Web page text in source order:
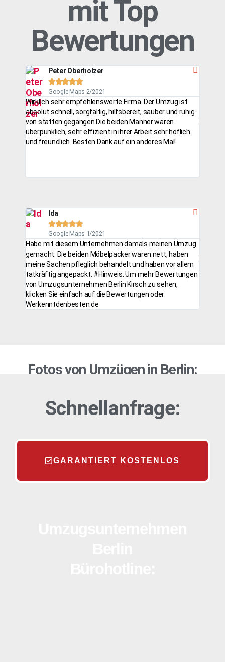
mit Top
Bewertungen
Peter Oberholzer

Google Maps 2/2021
Wirklich sehr empfehlenswerte Firma. Der Umzug ist
absolut schnell, sorgfältig, hilfsbereit, sauber und ruhig
von statten gegangen.Die beiden Männer waren
überpünklich, sehr effizient in ihrer Arbeit sehr höflich
und freundlich. Besten Dank auf ein anderes Mal!
Ida

Google Maps 1/2021
Habe mit diesem Unternehmen damals meinen Umzug
gemacht. Die beiden Möbelpacker waren nett, haben
meine Sachen pfleglich behandelt und haben vor allem
tatkräftig angepackt. #Hinweis: Um mehr Bewertungen
von Umzugsunternehmen Berlin Kirsch zu sehen,
klicken Sie einfach auf die Bewertungen oder
Werkenntdenbesten.de
Fotos von Umzügen in Berlin:
Schnellanfrage:
GARANTIERT KOSTENLOS